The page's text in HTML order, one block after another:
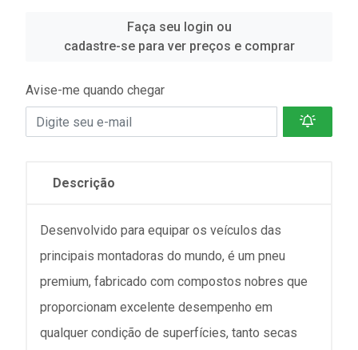
Faça seu login ou
cadastre-se para ver preços e comprar
Avise-me quando chegar
Descrição
Desenvolvido para equipar os veículos das
principais montadoras do mundo, é um pneu
premium, fabricado com compostos nobres que
proporcionam excelente desempenho em
qualquer condição de superfícies, tanto secas